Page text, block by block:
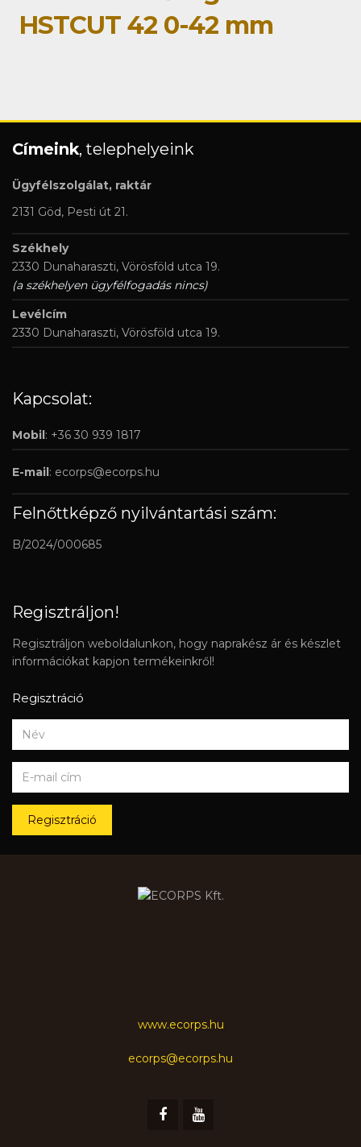
HSTCUT 42 0-42 mm
Címeink, telephelyeink
Ügyfélszolgálat, raktár
2131 Göd, Pesti út 21.
Székhely
2330 Dunaharaszti, Vörösföld utca 19.
(a székhelyen ügyfélfogadás nincs)
Levélcím
2330 Dunaharaszti, Vörösföld utca 19.
Kapcsolat:
Mobil: +36 30 939 1817
E-mail: ecorps@ecorps.hu
Felnőttképző nyilvántartási szám:
B/2024/000685
Regisztráljon!
Regisztráljon weboldalunkon, hogy naprakész ár és készlet
információkat kapjon termékeinkről!
Regisztráció
Regisztráció
www.ecorps.hu
ecorps@ecorps.hu